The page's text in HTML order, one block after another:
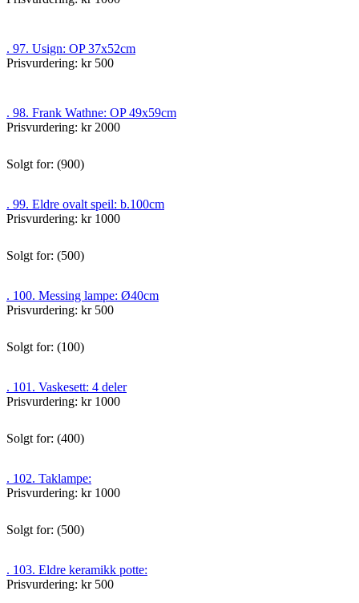
. 97. Usign: OP 37x52cm
Prisvurdering: kr 500
. 98. Frank Wathne: OP 49x59cm
Prisvurdering: kr 2000
Solgt for: (900)
. 99. Eldre ovalt speil: b.100cm
Prisvurdering: kr 1000
Solgt for: (500)
. 100. Messing lampe: Ø40cm
Prisvurdering: kr 500
Solgt for: (100)
. 101. Vaskesett: 4 deler
Prisvurdering: kr 1000
Solgt for: (400)
. 102. Taklampe:
Prisvurdering: kr 1000
Solgt for: (500)
. 103. Eldre keramikk potte:
Prisvurdering: kr 500